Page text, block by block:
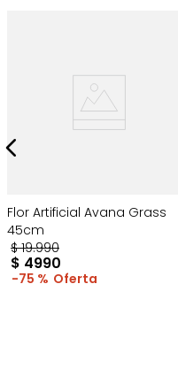
Flor Artificial Avana Grass
45cm
$ 19.990
$ 4990
75 %